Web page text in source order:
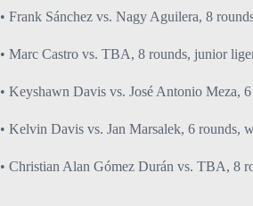
• Frank Sánchez vs. Nagy Aguilera, 8
• Marc Castro vs. TBA, 8 rounds, junior
• Keyshawn Davis vs. José Antonio Meza,
• Kelvin Davis vs. Jan Marsalek, 6 rounds,
• Christian Alan Gómez Durán vs. TBA, 8